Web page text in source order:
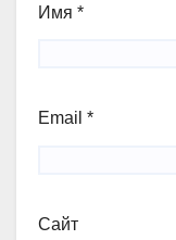
Имя *
Email *
Сайт